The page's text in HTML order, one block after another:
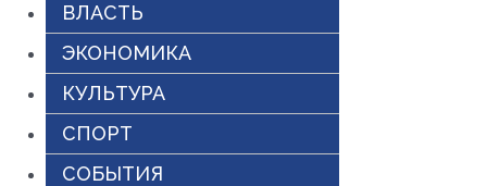
ВЛАСТЬ
ЭКОНОМИКА
КУЛЬТУРА
СПОРТ
СОБЫТИЯ